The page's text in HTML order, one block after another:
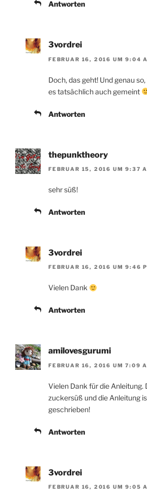
Antworten
3vordrei
FEBRUAR 16, 2016 UM 9:04
Doch, das geht! Und genau
es tatsächlich auch gemeint
Antworten
thepunktheory
FEBRUAR 15, 2016 UM 9:37
sehr süß!
Antworten
3vordrei
FEBRUAR 16, 2016 UM 9:46
Vielen Dank
Antworten
amilovesgurumi
FEBRUAR 16, 2016 UM 7:09
Vielen Dank für die Anleitung.
zuckersüß und die Anleitung
geschrieben!
Antworten
3vordrei
FEBRUAR 16, 2016 UM 9:05